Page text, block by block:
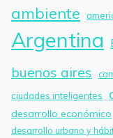
ambiente
Argentina
buenos aires
ciudades inteligentes
desarrollo económico
desarrollo urbano y